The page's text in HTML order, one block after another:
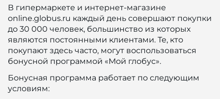
В гипермаркете и интернет-магазине
online.globus.ru каждый день совершают покупки
до 30 000 человек, большинство из которых
являются постоянными клиентами. Те, кто
покупают здесь часто, могут воспользоваться
бонусной программой «Мой глобус».
Бонусная программа работает по следующим
условиям: